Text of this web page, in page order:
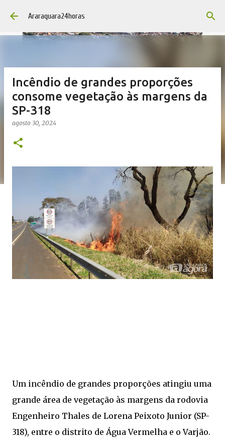
Pular para o conteúdo principal
Araraquara24horas
Incêndio de grandes proporções
consome vegetação às margens da
SP-318
agosto 30, 2024
Um incêndio de grandes proporções atingiu uma
grande área de vegetação às margens da rodovia
Engenheiro Thales de Lorena Peixoto Junior (SP-
318), entre o distrito de Água Vermelha e o Varjão.